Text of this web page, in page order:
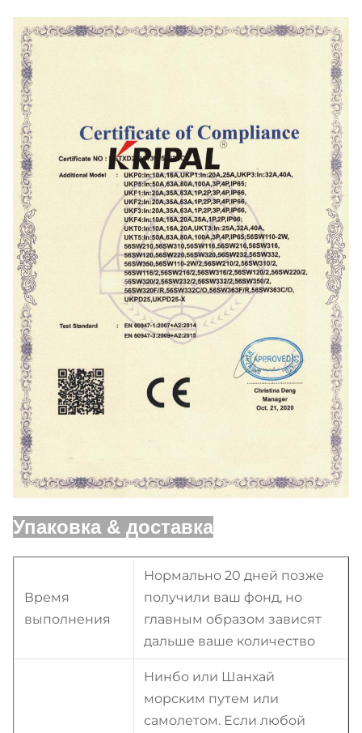
Упаковка & доставка
Время
выполнения
Нормально 20 дней позже
получили ваш фонд, но
главным образом зависят
дальше ваше количество
Нинбо или Шанхай
морским путем или
самолетом. Если любой